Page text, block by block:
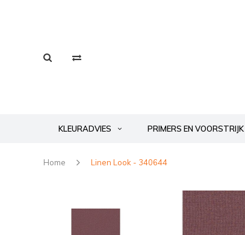
KLEURADVIES PRIMERS EN VOORSTRIJK
Home Linen Look - 340644